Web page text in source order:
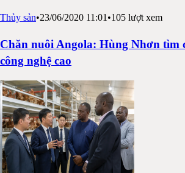
Thủy sản•23/06/2020 11:01 •105 lượt xem
Chăn nuôi Angola: Hùng Nhơn tìm
công nghệ cao